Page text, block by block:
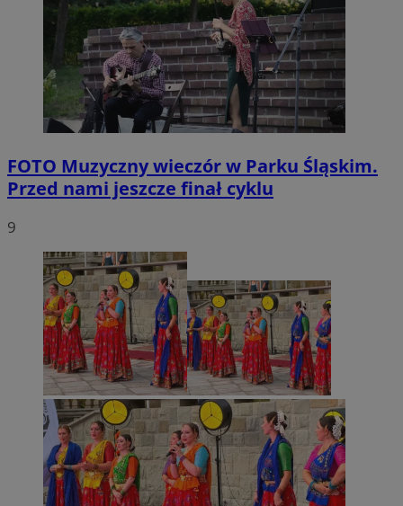
FOTO Muzyczny wieczór w Parku Śląskim.
Przed nami jeszcze finał cyklu
9